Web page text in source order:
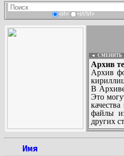
«И» «ИЛИ»
◄ СМЕНИТЬ
Архив
Архив
В
Это
файлы
других
Имя